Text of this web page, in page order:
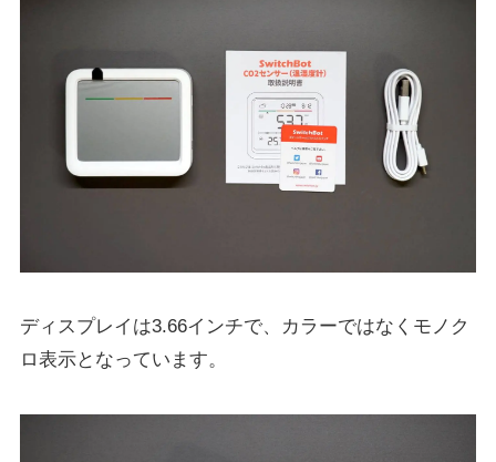
ディスプレイは3.66インチで、カラーではなくモノク
ロ表示となっています。